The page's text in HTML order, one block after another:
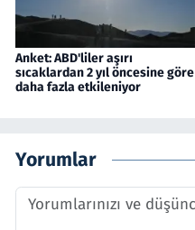
Anket: ABD'liler aşırı
sıcaklardan 2 yıl öncesine göre
daha fazla etkileniyor
Yorumlar